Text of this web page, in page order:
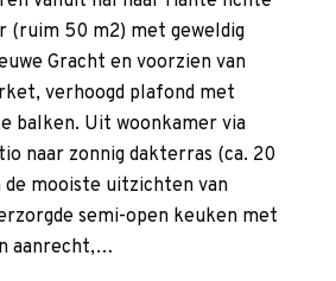
(ruim 50 m2) met geweldig
Gracht en voorzien van
verhoogd plafond met
balken. Uit woonkamer via
naar zonnig dakterras (ca. 20
de mooiste uitzichten van
semi-open keuken met
aanrecht,…